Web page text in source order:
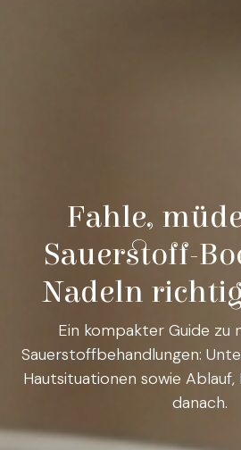
Fahle,
Sauerstoff-
Nadeln
Ein kompakter Guide zu
Sauerstoffbehandlungen:
Hautsituationen sowie Ablauf,
danach.